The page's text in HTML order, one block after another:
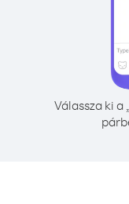
Válassza ki a